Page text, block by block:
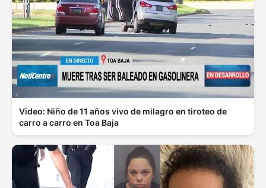
Video: Niño de 11 años vivo de milagro en tiroteo de
carro a carro en Toa Baja